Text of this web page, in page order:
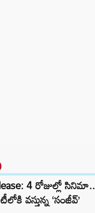
4 రోజుల్లో సినిమా..
వస్తున్న ‘సంజీవ్’